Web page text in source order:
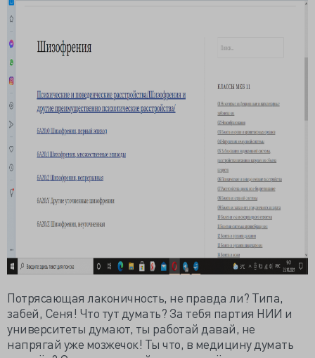
Потрясающая лаконичность, не правда ли? Типа,
забей, Сеня! Что тут думать? За тебя партия НИИ и
университеты думают, ты работай давай, не
напрягай уже мозжечок! Ты что, в медицину думать